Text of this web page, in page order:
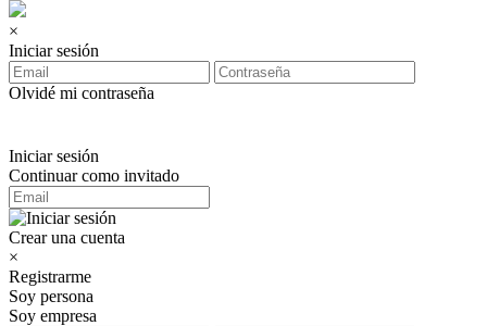
×
Iniciar sesión
Olvidé mi contraseña
Iniciar sesión
Continuar como invitado
Crear una cuenta
×
Registrarme
Soy persona
Soy empresa